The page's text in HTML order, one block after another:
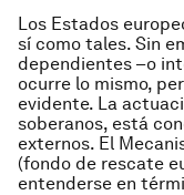
Los Estados
sí como tales. Sin
dependientes –o
ocurre lo mismo,
evidente. La
soberanos, está
externos. El
(fondo de rescate
entenderse en